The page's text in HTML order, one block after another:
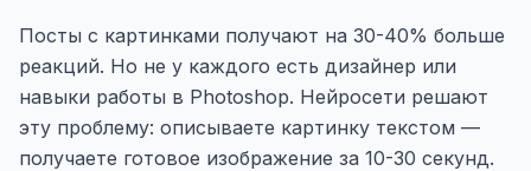
Посты с картинками получают на 30-40% больше
реакций. Но не у каждого есть дизайнер или
навыки работы в Photoshop. Нейросети решают
эту проблему: описываете картинку текстом —
получаете готовое изображение за 10-30 секунд.